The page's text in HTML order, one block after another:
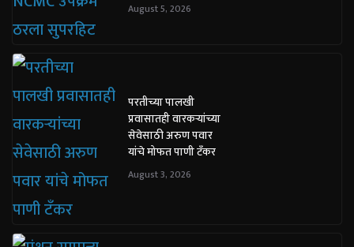
August 5, 2026
परतीच्या पालखी
प्रवासातही वारकऱ्यांच्या
सेवेसाठी अरुण पवार
यांचे मोफत पाणी टँकर
August 3, 2026